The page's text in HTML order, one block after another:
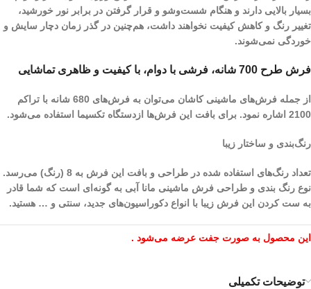
بسیار بالایی دارند و هنگام شست‌و‌شو و قرار گرفتن در برابر نور خورشید،
تغییر رنگ و کاهش کیفیت نخواهند داشت، هم‌چنین در گذر زمان دچار سایش و
خوردگی نمی‌شوند.
فرش طرح 700 شانه، فرشی با دوام، با کیفیت و ظاهری تماشایی
از جمله فرش‌های ماشینی کاشان می‌توان به فرش‌های 680 شانه با تراکم
2100 اشاره نمود. برای بافت این فرش‌ها ازدستگاه تکسیما استفاده می‌شود.
رنگ‌بندی و ساختار زیبا
تعداد رنگ‌های استفاده شده در طراحی و بافت این فرش به 8 (رنگ) می‌رسد.
نوع رنگ بندی و طراحی فرش ماشینی مانا آبی به گونه‌ای است که شما قادر
به ست کردن این فرش زیبا با انواع دکوراسیون‌های جدید، سنتی و … هستید.
این محصول به صورت جفت عرضه می‌شود .
توضیحات تکمیلی